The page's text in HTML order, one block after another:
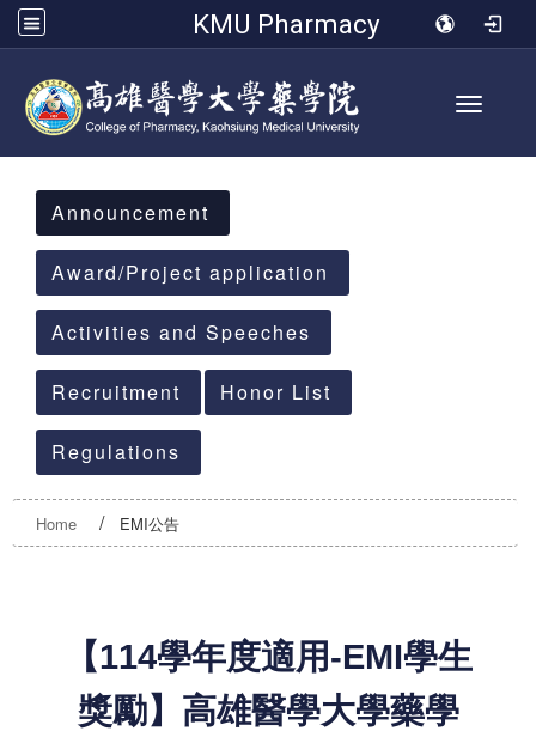
KMU Pharmacy
Toggle
:::
Announcement
Award/Project application
Activities and Speeches
Recruitment Honor List
Regulations
Home EMI公告
【114學年度適用-EMI學生
獎勵】高雄醫學大學藥學